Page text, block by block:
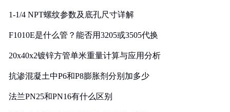
1-1/4 NPT螺纹参数及底孔尺寸详解
F1010E是什么管？能否用3205或3505代换
20x40x2镀锌方管单米重量计算与应用分析
抗渗混凝土中P6和P8膨胀剂分别加多少
法兰PN25和PN16有什么区别